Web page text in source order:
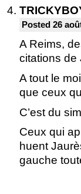
Posted 26
A Reims,
citations
A tout le
que ceux
C’est du
Ceux qui
huent
gauche